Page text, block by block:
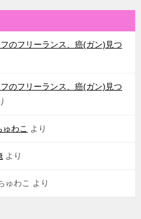
のフリーランス、癌(ガン)見つ
のフリーランス、癌(ガン)見つ
ゅわこ より
より
ゅわこ より